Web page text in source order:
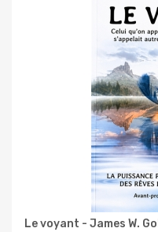
Le voyant - James W. Goll